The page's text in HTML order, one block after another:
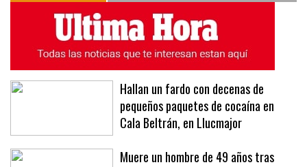
Hallan un fardo con decenas de
pequeños paquetes de cocaína en
Cala Beltrán, en Llucmajor
Muere un hombre de 49 años tras